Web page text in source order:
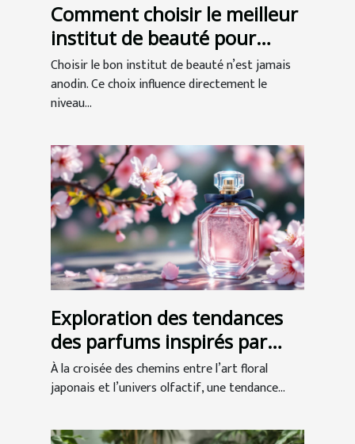
Comment choisir le meilleur
institut de beauté pour
votre bien-être ?
Choisir le bon institut de beauté n’est jamais
anodin. Ce choix influence directement le
niveau...
Exploration des tendances
des parfums inspirés par
l'art floral japonais
À la croisée des chemins entre l’art floral
japonais et l’univers olfactif, une tendance...